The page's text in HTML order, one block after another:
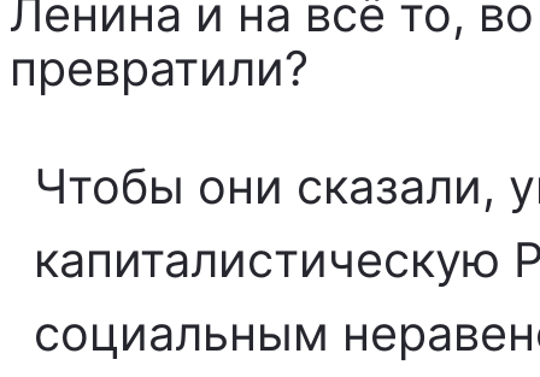
Ленина и на всё то,
превратили?
Чтобы они сказали,
капиталистическую
социальным